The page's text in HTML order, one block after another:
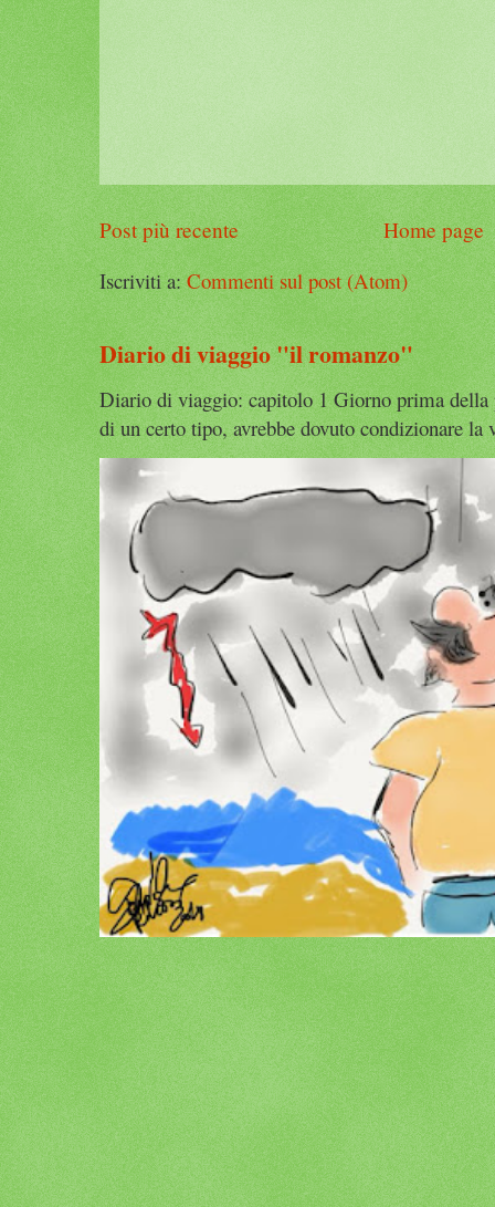
Post più recente
Home page
Iscriviti a:Commenti sul post (Atom)
Diario di viaggio "il romanzo"
Diario di viaggio: capitolo 1 Giorno prima della
di un certo tipo, avrebbe dovuto condizionare la